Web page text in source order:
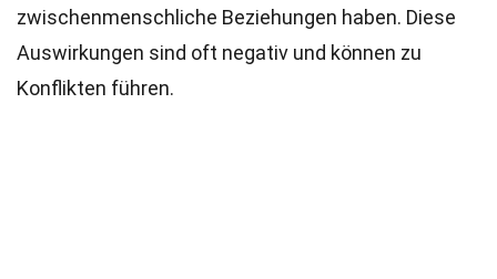
zwischenmenschliche Beziehungen haben. Diese
Auswirkungen sind oft negativ und können zu
Konflikten führen.